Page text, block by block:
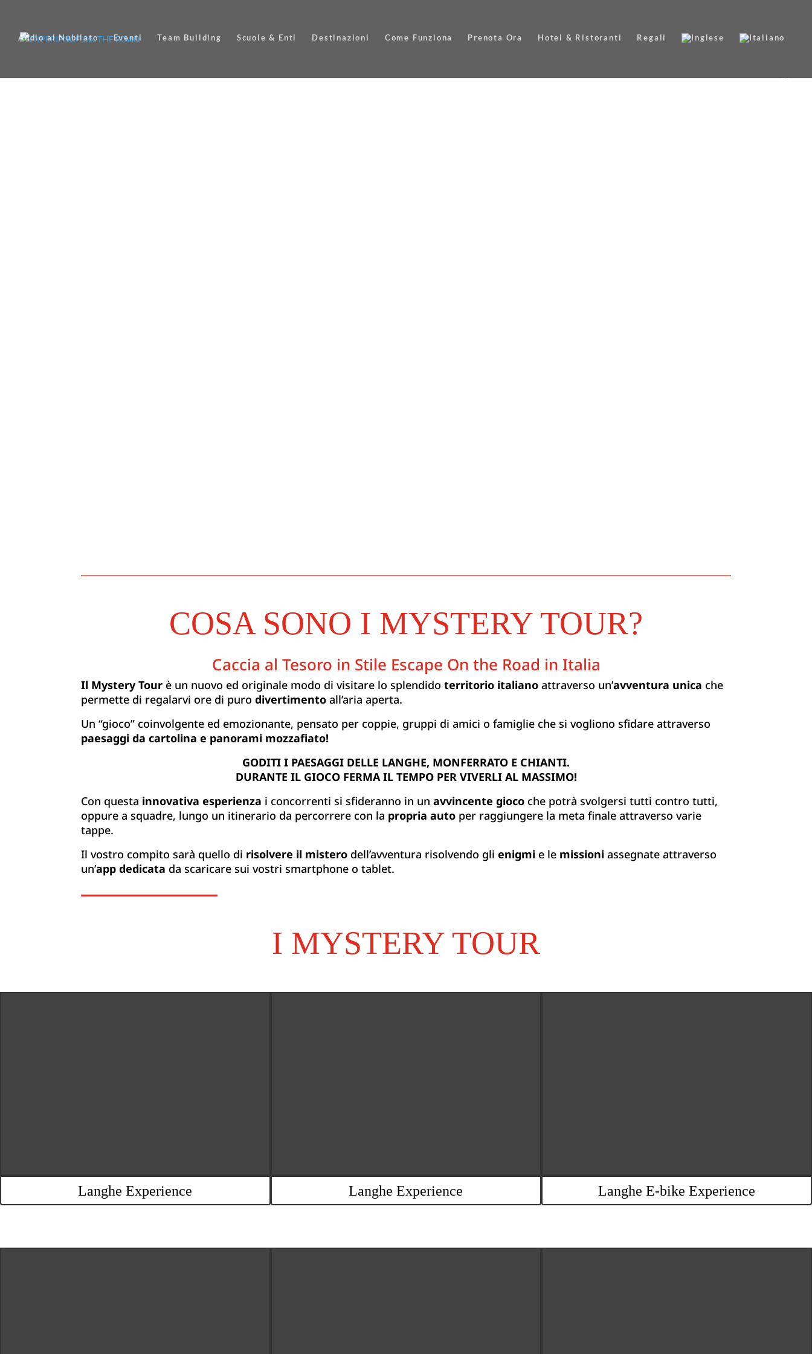
Addio al Nubilato Eventi Team Building Scuole & Enti Destinazioni Come Funziona Prenota Ora Hotel & Ristoranti Regali
COSA SONO I MYSTERY TOUR?
Caccia al Tesoro in Stile Escape On the Road in Italia
Il Mystery Tour è un nuovo ed originale modo di visitare lo splendidoterritorio italiano attraverso un’avventura unica che
permette di regalarvi ore di purodivertimento all’aria aperta.
Un “gioco” coinvolgente ed emozionante, pensato per coppie, gruppi di amici o famiglie che si vogliono sfidare attraverso
paesaggi da cartolina e panorami mozzafiato!
GODITI I PAESAGGI DELLE LANGHE, MONFERRATO E CHIANTI.
DURANTE IL GIOCO FERMA IL TEMPO PER VIVERLI AL MASSIMO!
Con questa innovativa esperienza i concorrenti si sfideranno in unavvincente gioco che potrà svolgersi tutti contro tutti,
oppure a squadre, lungo un itinerario da percorrere con la propria auto per raggiungere la meta finale attraverso varie
tappe.
Il vostro compito sarà quello di risolvere il mistero dell’avventura risolvendo glienigmi e le missioni assegnate attraverso
un’app dedicata da scaricare sui vostri smartphone o tablet.
I MYSTERY TOUR
Langhe Experience Langhe Experience Langhe E-bike Experience